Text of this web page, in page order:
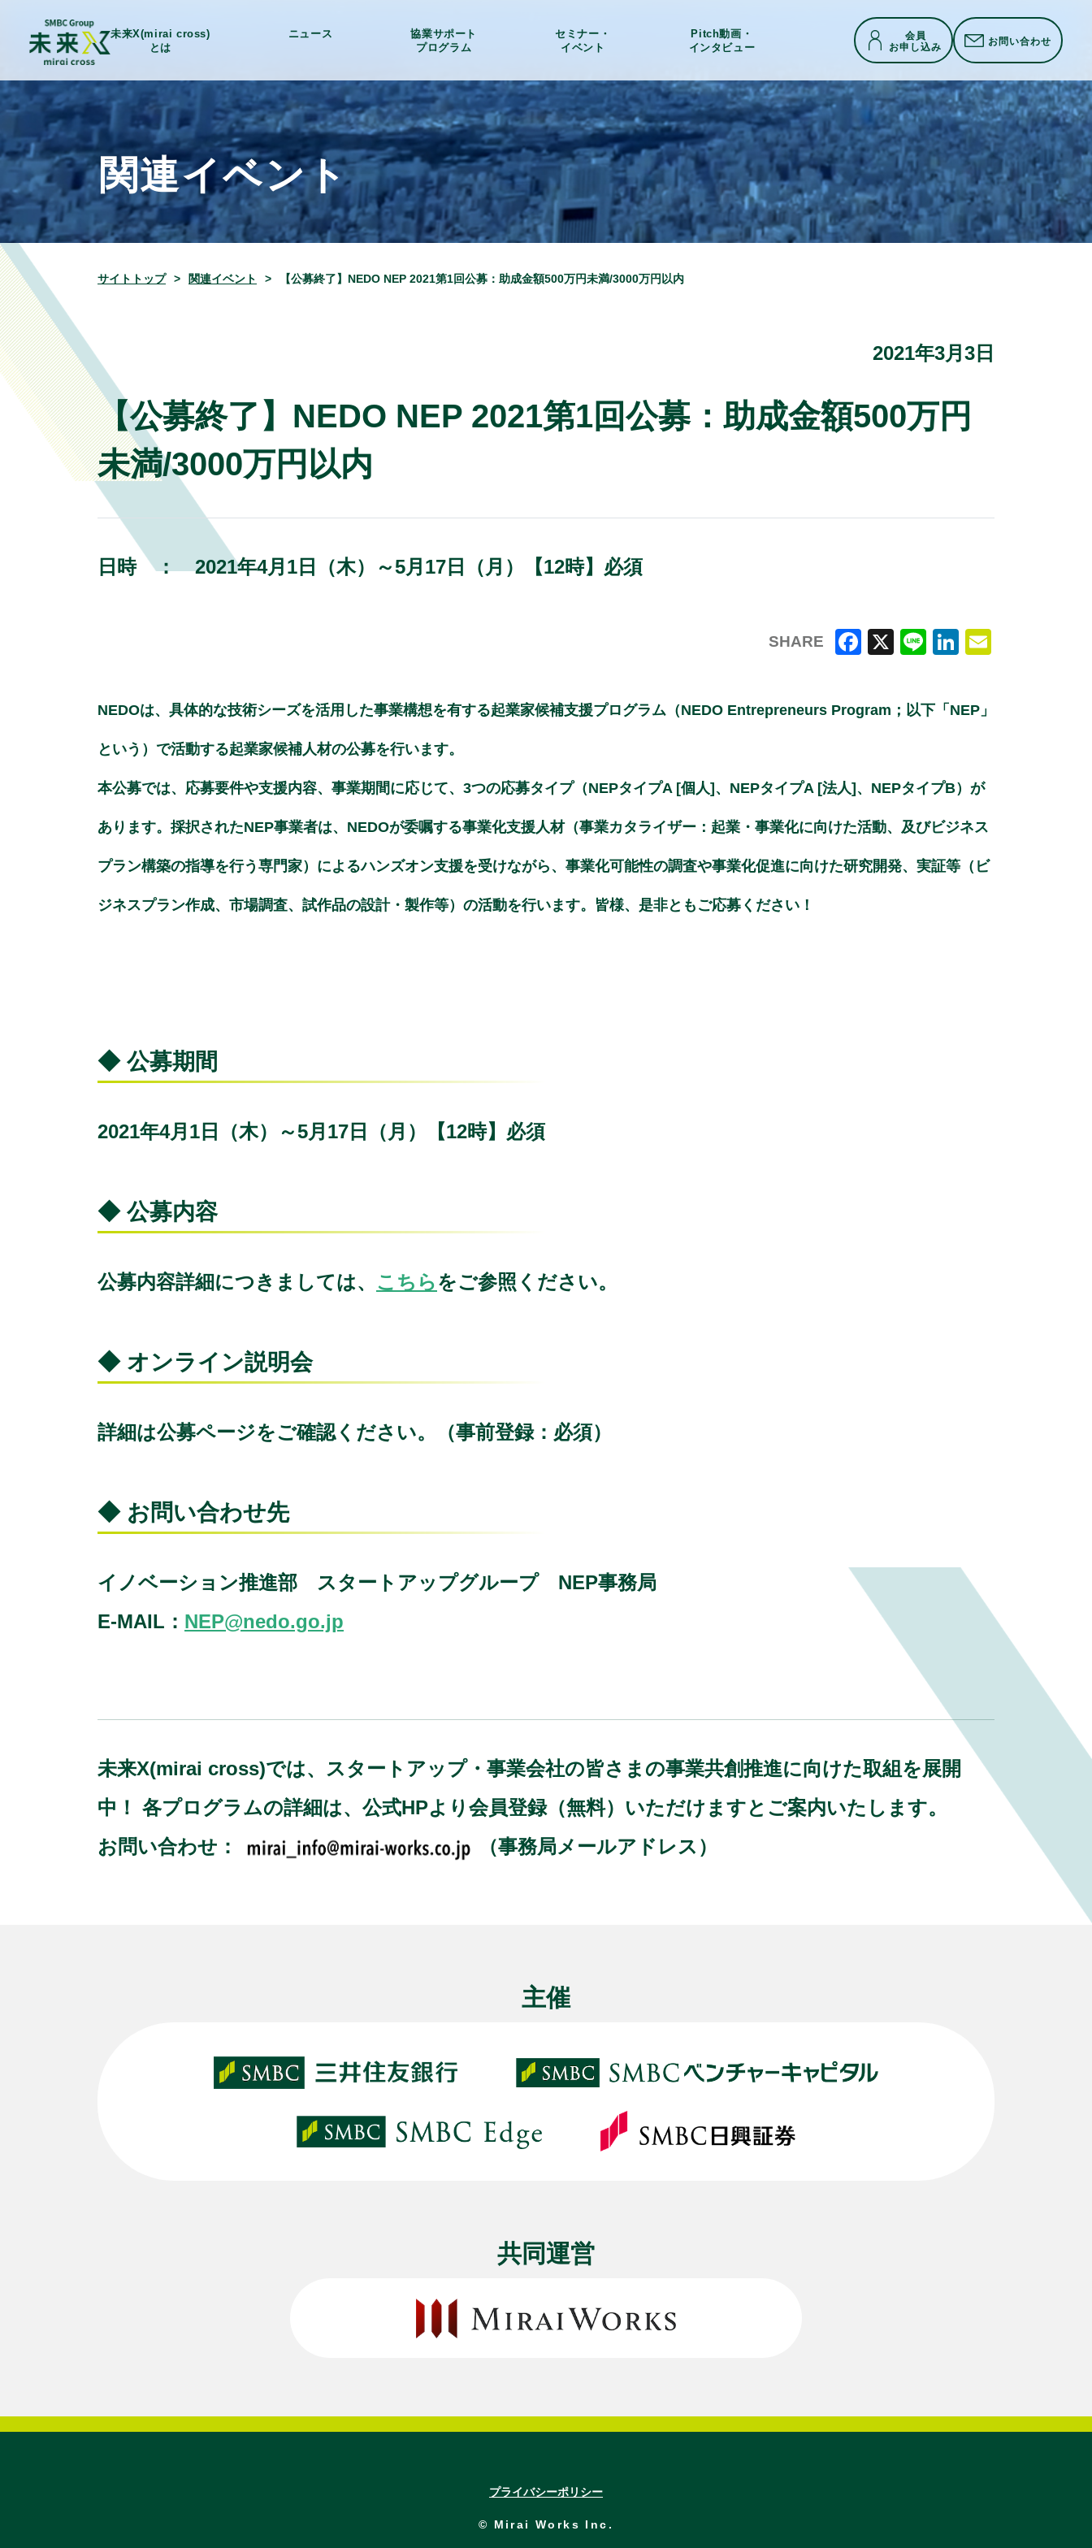
未来X(mirai cross)
とは
ニュース
協業サポート
プログラム
セミナー・
イベント
Pitch動画・
インタビュー
会員
お申し込み お問い合わせ
関連イベント
サイトトップ 関連イベント 【公募終了】NEDO NEP 2021第1回公募：助成金額500万円未満/3000万円以内
2021年3月3日
【公募終了】NEDO NEP 2021第1回公募：助成金額500万円
未満/3000万円以内
日時 ： 2021年4月1日（木）～5月17日（月）【12時】必須
SHARE
c
o
o
e
k
n
ai
NEDOは、具体的な技術シーズを活用した事業構想を有する起業家候補支援プログラム（NEDO Entrepreneurs Program；以下「NEP」
という）で活動する起業家候補人材の公募を行います。
本公募では、応募要件や支援内容、事業期間に応じて、3つの応募タイプ（NEPタイプA [個人]、NEPタイプA [法人]、NEPタイプB）が
あります。採択されたNEP事業者は、NEDOが委嘱する事業化支援人材（事業カタライザー：起業・事業化に向けた活動、及びビジネス
プラン構築の指導を行う専門家）によるハンズオン支援を受けながら、事業化可能性の調査や事業化促進に向けた研究開発、実証等（ビ
ジネスプラン作成、市場調査、試作品の設計・製作等）の活動を行います。皆様、是非ともご応募ください！
◆ 公募期間
2021年4月1日（木）～5月17日（月）【12時】必須
◆ 公募内容
公募内容詳細につきましては、 こちらをご参照ください。
◆ オンライン説明会
詳細は公募ページをご確認ください。（事前登録：必須）
◆ お問い合わせ先
イノベーション推進部 スタートアップグループ NEP事務局
E-MAIL： NEP@nedo.go.jp
未来X(mirai cross)では、スタートアップ・事業会社の皆さまの事業共創推進に向けた取組を展開
中！ 各プログラムの詳細は、公式HPより会員登録（無料）いただけますとご案内いたします。
お問い合わせ：
（事務局メールアドレス）
主催
共同運営
プライバシーポリシー
© Mirai Works Inc.